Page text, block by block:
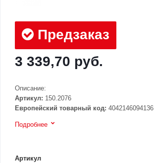
Предзаказ
3 339,70 руб.
Описание:
Артикул: 150.2076
Европейский товарный код: 4042146094136
Подробнее
Артикул